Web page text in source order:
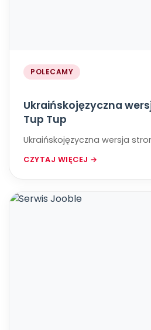
POLECAMY
Ukraińskojęzyczna
Tup Tup
Ukraińskojęzyczna wersja
CZYTAJ WIĘCEJ →